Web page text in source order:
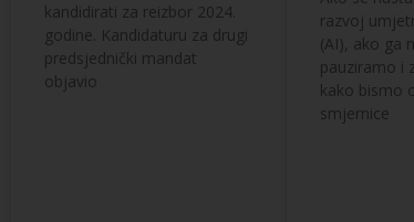
kandidirati za reizbor 2024.
godine. Kandidaturu za drugi
predsjednički mandat
objavio
razvoj
(AI), ako ga
pauziramo i
kako bismo
smjernice